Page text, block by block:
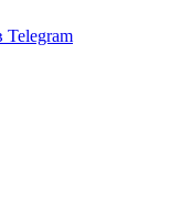
Telegram